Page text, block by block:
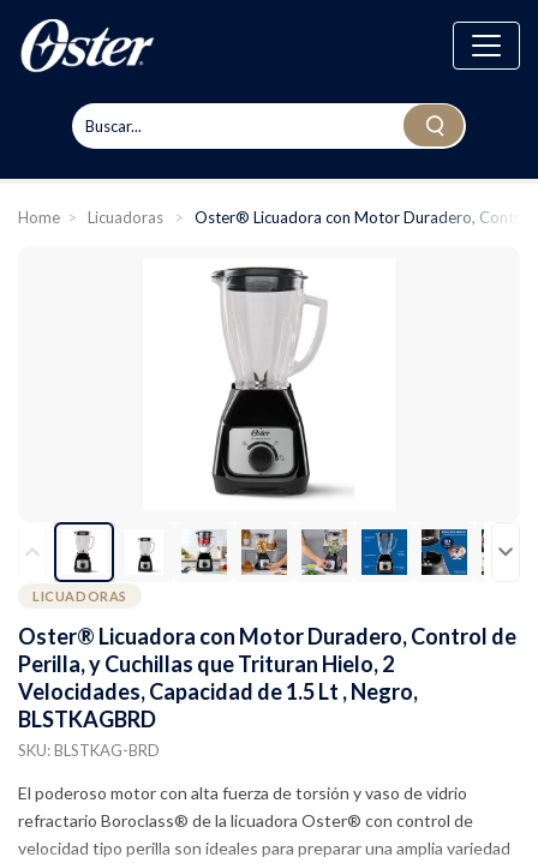
Home > Licuadoras > Oster® Licuadora con Motor Duradero, Control
LICUADORAS
Oster® Licuadora con Motor Duradero, Control de
Perilla, y Cuchillas que Trituran Hielo, 2
Velocidades, Capacidad de 1.5 Lt , Negro,
BLSTKAGBRD
SKU: BLSTKAG-BRD
El poderoso motor con alta fuerza de torsión y vaso de vidrio
refractario Boroclass® de la licuadora Oster® con control de
velocidad tipo perilla son ideales para preparar una amplia variedad